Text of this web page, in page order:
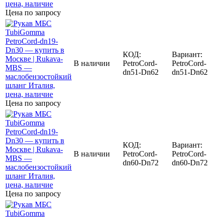
Цена по запросу
Цена по запросу
В наличии
КОД:
PetroCord-
dn51-Dn62
Вариант:
PetroCord-
dn51-Dn62
Цена по запросу
В наличии
КОД:
PetroCord-
dn60-Dn72
Вариант:
PetroCord-
dn60-Dn72